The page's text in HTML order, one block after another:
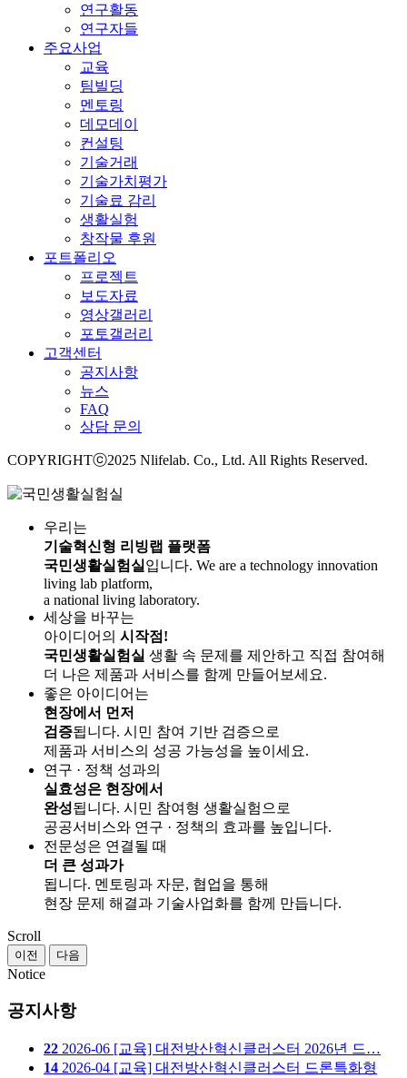
연구활동
연구자들
주요사업
교육
팀빌딩
멘토링
데모데이
컨설팅
기술거래
기술가치평가
기술료 감리
생활실험
창작물 후원
포트폴리오
프로젝트
보도자료
영상갤러리
포토갤러리
고객센터
공지사항
뉴스
FAQ
상담 문의
COPYRIGHTⓒ2025 Nlifelab. Co., Ltd. All Rights Reserved.
우리는
기술혁신형 리빙랩 플랫폼
국민생활실험실 입니다. We are a technology innovation
living lab platform,
a national living laboratory.
세상을 바꾸는
아이디어의 시작점!
국민생활실험실 생활 속 문제를 제안하고 직접 참여해
더 나은 제품과 서비스를 함께 만들어보세요.
좋은 아이디어는
현장에서 먼저
검증됩니다. 시민 참여 기반 검증으로
제품과 서비스의 성공 가능성을 높이세요.
연구 · 정책 성과의
실효성은 현장에서
완성됩니다. 시민 참여형 생활실험으로
공공서비스와 연구 · 정책의 효과를 높입니다.
전문성은 연결될 때
더 큰 성과가
됩니다. 멘토링과 자문, 협업을 통해
현장 문제 해결과 기술사업화를 함께 만듭니다.
Scroll
이전 다음
Notice
공지사항
22 2026-06 [교육] 대전방산혁신클러스터 2026년 드…
14 2026-04 [교육] 대전방산혁신클러스터 드론특화형